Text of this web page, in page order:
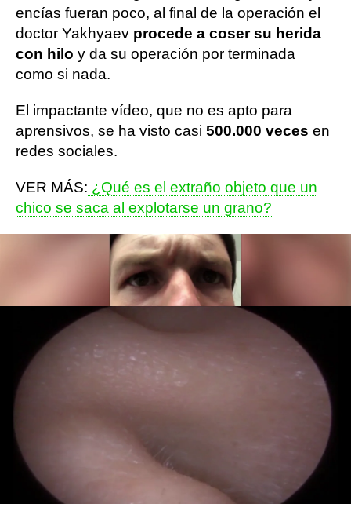
encías fueran poco, al final de la operación el
doctor Yakhyaev procede a coser su herida
con hilo y da su operación por terminada
como si nada.
El impactante vídeo, que no es apto para
aprensivos, se ha visto casi 500.000 veces en
redes sociales.
VER MÁS: ¿Qué es el extraño objeto que un
chico se saca al explotarse un grano?
¿Qué es el misterioso objeto que
sacan de la oreja de un paciente?